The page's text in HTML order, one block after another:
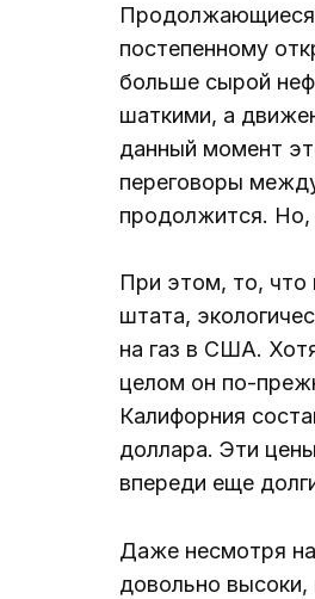
Продолжающиеся
постепенному
больше сырой
шаткими, а
данный момент
переговоры
продолжится. Но,
При этом, то, что
штата,
на газ в США.
целом он по-
Калифорния
доллара. Эти
впереди еще
Даже несмотря
довольно